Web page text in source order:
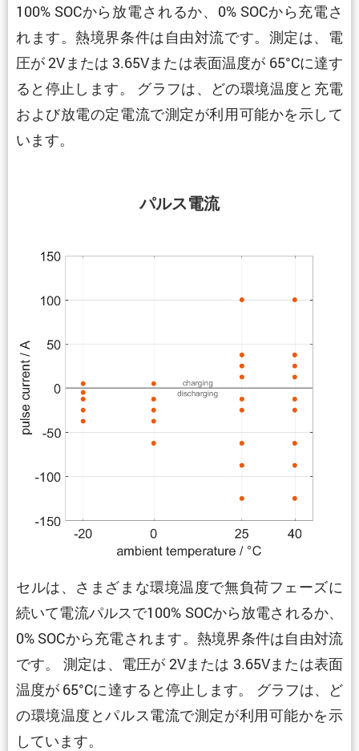
100% SOCから放電されるか、0% SOCから充電さ
れます。熱境界条件は自由対流です。測定は、電
圧が 2Vまたは 3.65Vまたは表面温度が 65°Cに達す
ると停止します。 グラフは、どの環境温度と充電
および放電の定電流で測定が利用可能かを示して
います。
パルス電流
セルは、さまざまな環境温度で無負荷フェーズに
続いて電流パルスで100% SOCから放電されるか、
0% SOCから充電されます。熱境界条件は自由対流
です。 測定は、電圧が 2Vまたは 3.65Vまたは表面
温度が 65°Cに達すると停止します。 グラフは、ど
の環境温度とパルス電流で測定が利用可能かを示
しています。